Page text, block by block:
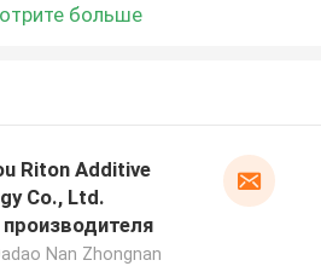
больше
Riton Additive
Co., Ltd.
Nan Zhongnan